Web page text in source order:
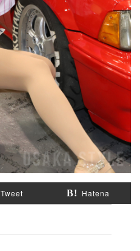
Tweet Hatena